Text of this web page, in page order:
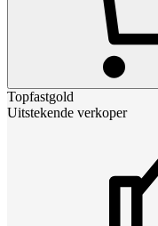
Topfastgold
Uitstekende verkoper